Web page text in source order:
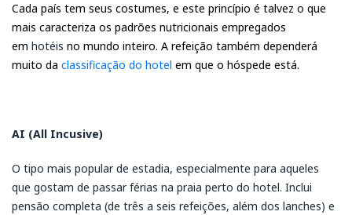
Cada país tem seus costumes, e este princípio é talvez o que
mais caracteriza os padrões nutricionais empregados
em hotéis no mundo inteiro. A refeição também dependerá
muito da classificação do hotel em que o hóspede está.
AI (All Incusive)
O tipo mais popular de estadia, especialmente para aqueles
que gostam de passar férias na praia perto do hotel. Inclui
pensão completa (de três a seis refeições, além dos lanches) e